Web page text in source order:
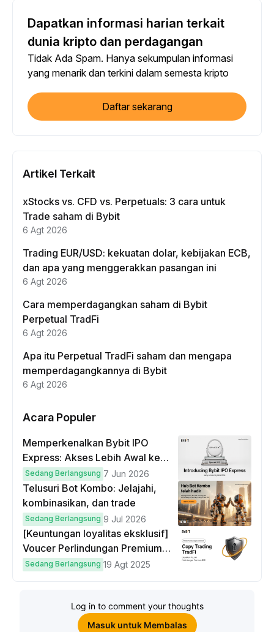
Dapatkan informasi harian terkait
dunia kripto dan perdagangan
Tidak Ada Spam. Hanya sekumpulan informasi
yang menarik dan terkini dalam semesta kripto
Daftar sekarang
Artikel Terkait
xStocks vs. CFD vs. Perpetuals: 3 cara untuk
Trade saham di Bybit
6 Agt 2026
Trading EUR/USD: kekuatan dolar, kebijakan ECB,
dan apa yang menggerakkan pasangan ini
6 Agt 2026
Cara memperdagangkan saham di Bybit
Perpetual TradFi
6 Agt 2026
Apa itu Perpetual TradFi saham dan mengapa
memperdagangkannya di Bybit
6 Agt 2026
Acara Populer
Memperkenalkan Bybit IPO
Express: Akses Lebih Awal ke
IPO Global!
Sedang Berlangsung 7 Jun 2026
Telusuri Bot Kombo: Jelajahi,
kombinasikan, dan trade
Sedang Berlangsung 9 Jul 2026
[Keuntungan loyalitas eksklusif]
Voucer Perlindungan Premium
hingga $50
Sedang Berlangsung 19 Agt 2025
Log in to comment your thoughts
Masuk untuk Membalas